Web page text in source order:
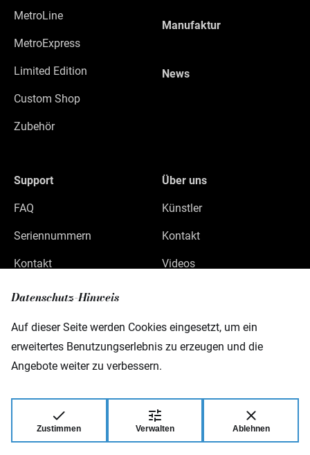
Datenschutz-Hinweis
Auf dieser Seite werden Cookies eingesetzt, um ein
erweitertes Benutzungserlebnis zu erzeugen und die
Angebote weiter zu verbessern.
Zustimmen Verwalten Ablehnen
MetroLine
MetroExpress
Limited Edition
Custom Shop
Zubehör
Manufaktur
News
Support
FAQ
Seriennummern
Kontakt
Über uns
Künstler
Kontakt
Videos
Gewerbepark 46
© 2026 Warwick GmbH & Co Music Equipment
KG.